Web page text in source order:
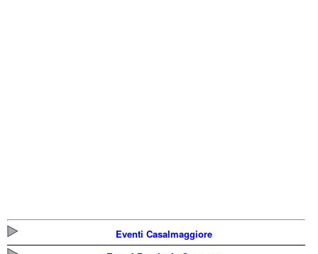
Eventi Casalmaggiore